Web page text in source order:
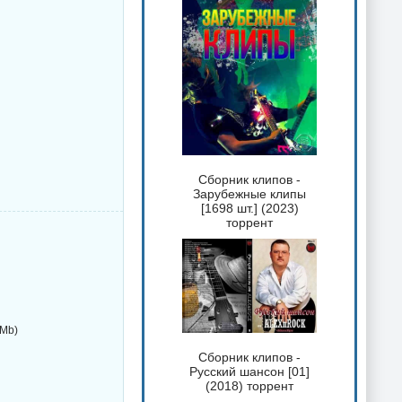
Сборник клипов -
Зарубежные клипы
[1698 шт.] (2023)
торрент
Сборник клипов -
Русский шансон [01]
(2018) торрент